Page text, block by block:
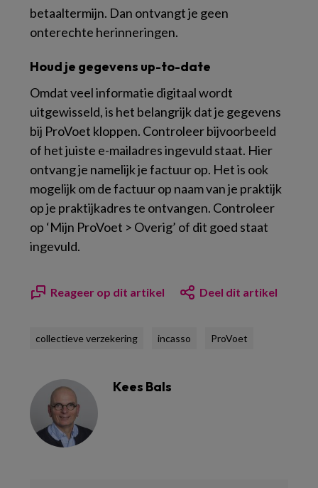
betaaltermijn. Dan ontvangt je geen
onterechte herinneringen.
Houd je gegevens up-to-date
Omdat veel informatie digitaal wordt
uitgewisseld, is het belangrijk dat je gegevens
bij ProVoet kloppen. Controleer bijvoorbeeld
of het juiste e-mailadres ingevuld staat. Hier
ontvang je namelijk je factuur op. Het is ook
mogelijk om de factuur op naam van je praktijk
op je praktijkadres te ontvangen. Controleer
op ‘Mijn ProVoet > Overig’ of dit goed staat
ingevuld.
Reageer op dit artikel Deel dit artikel
collectieve verzekering incasso ProVoet
Kees Bals